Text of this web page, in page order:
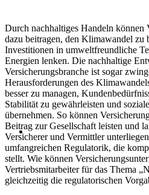
Durch nachhaltiges Handeln können
dazu beitragen, den Klimawandel zu
Investitionen in umweltfreundliche
Energien lenken. Die nachhaltige
Versicherungsbranche ist sogar
Herausforderungen des
besser zu managen,
Stabilität zu gewährleisten und
übernehmen. So können
Beitrag zur Gesellschaft leisten und
Versicherer und Vermittler
umfangreichen Regulatorik, die
stellt. Wie können
Vertriebsmitarbeiter für das Thema
gleichzeitig die regulatorischen